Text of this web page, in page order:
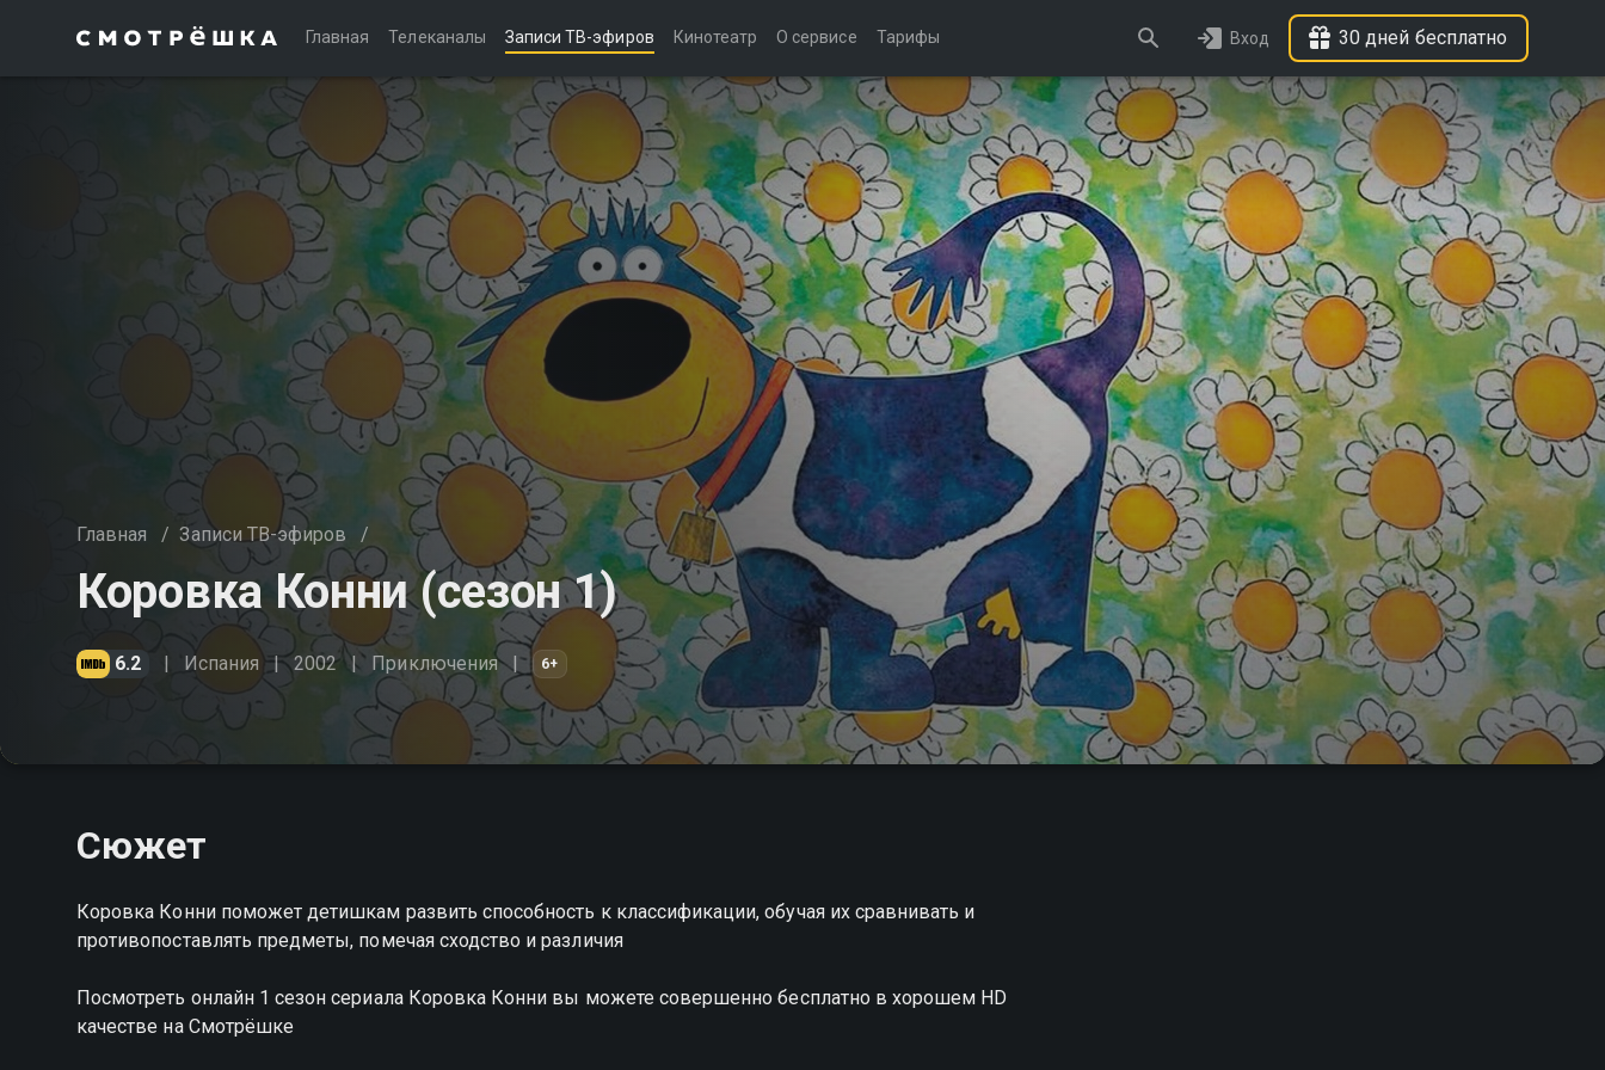
Главная Телеканалы Записи ТВ-эфиров Кинотеатр О сервисе Тарифы Вход 30 дней бесплатно
Главная / Записи ТВ-эфиров /
Коровка Конни (сезон 1)
6.2 Испания 2002 Приключения 6+
Сюжет
Коровка Конни поможет детишкам развить способность к классификации, обучая их сравнивать и
противопоставлять предметы, помечая сходство и различия
Посмотреть онлайн 1 сезон сериала Коровка Конни вы можете совершенно бесплатно в хорошем HD
качестве на Смотрёшке